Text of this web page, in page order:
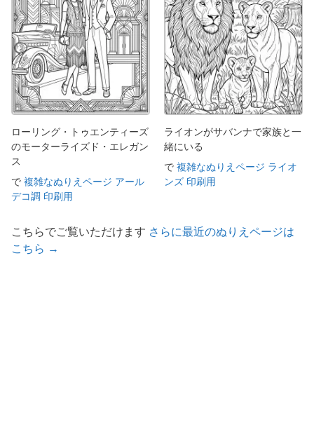
ローリング・トゥエンティーズ
のモーターライズド・エレガン
ス
で 複雑なぬりえページ アール
デコ調 印刷用
ライオンがサバンナで家族と一
緒にいる
で 複雑なぬりえページ ライオ
ンズ 印刷用
こちらでご覧いただけます さらに最近のぬりえページは
こちら →